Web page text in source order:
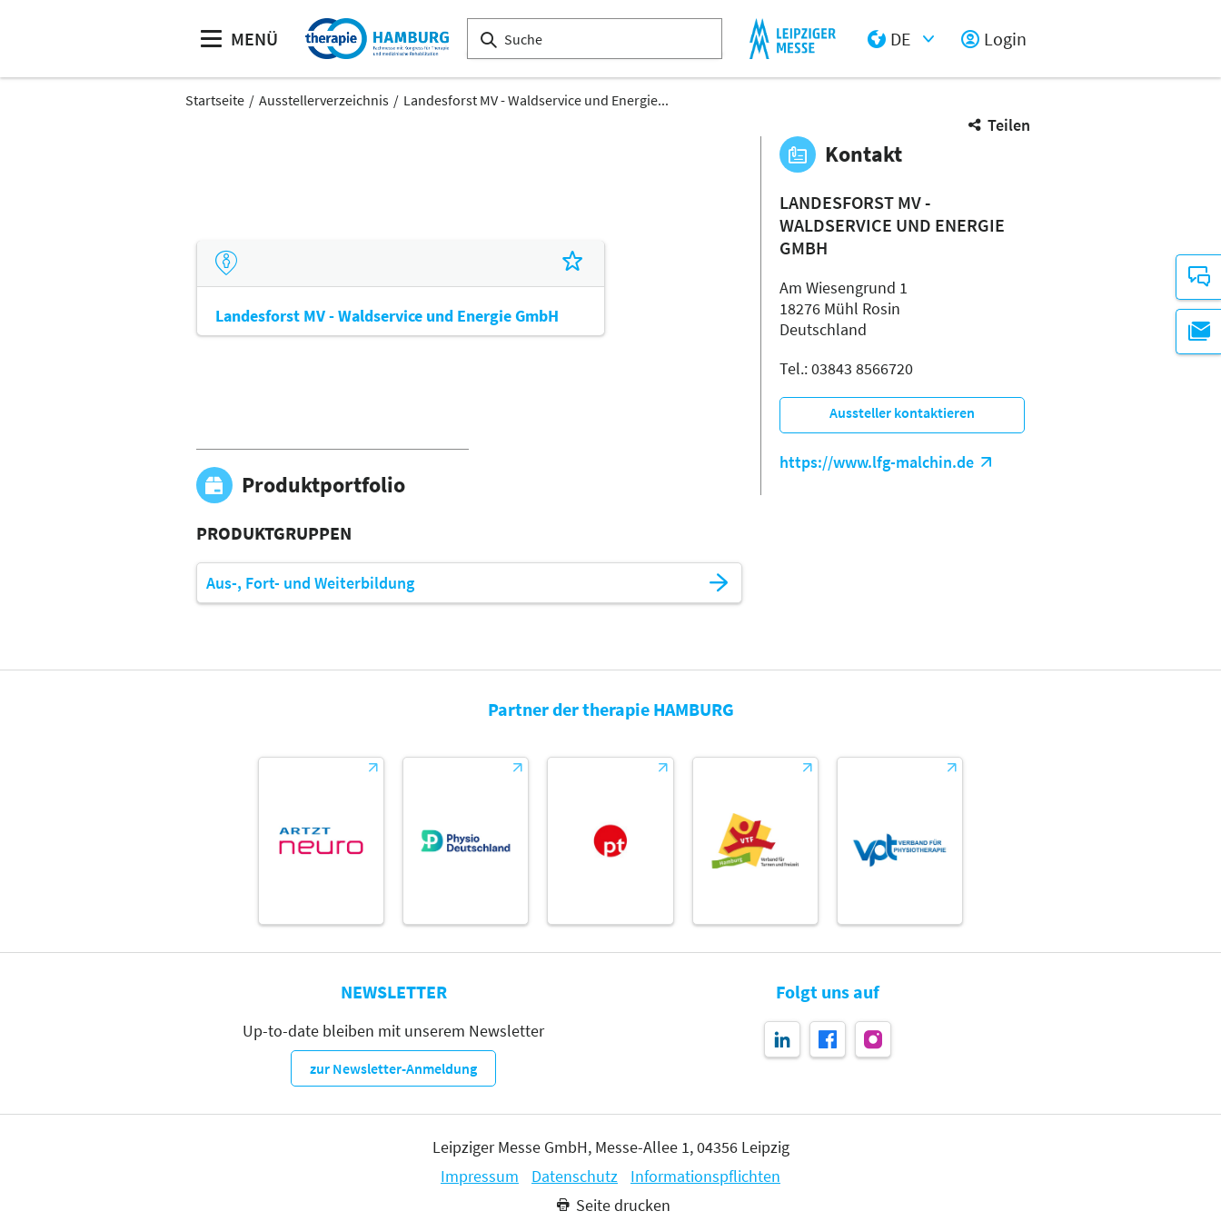
MENÜ
DE
Login
Startseite Ausstellerverzeichnis Landesforst MV - Waldservice und Energie...
Teilen
Landesforst MV - Waldservice und Energie GmbH
Produktportfolio
PRODUKTGRUPPEN
Aus-, Fort- und Weiterbildung
Kontakt
LANDESFORST MV -
WALDSERVICE UND ENERGIE
GMBH
Am Wiesengrund 1
18276 Mühl Rosin
Deutschland
Tel.: 03843 8566720
Aussteller kontaktieren
https://www.lfg-malchin.de
Partner der therapie HAMBURG
NEWSLETTER
Up-to-date bleiben mit unserem Newsletter
zur Newsletter-Anmeldung
Folgt uns auf
Leipziger Messe GmbH, Messe-Allee 1, 04356 Leipzig
Impressum
Datenschutz
Informationspflichten
Seite drucken